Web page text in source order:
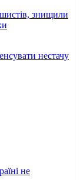
знищили
нестачу
не